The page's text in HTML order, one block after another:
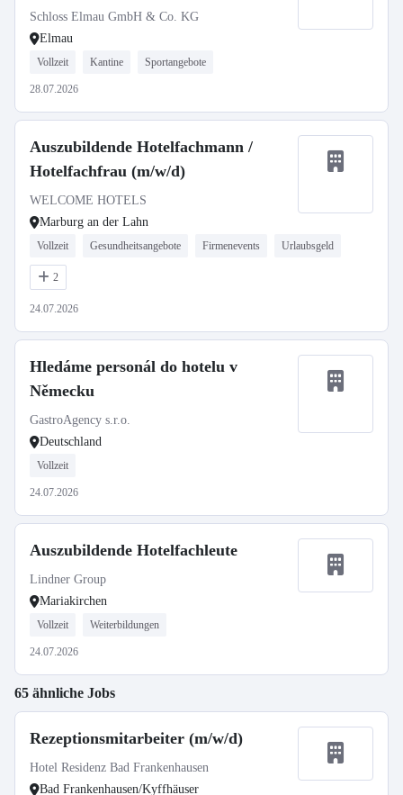
Schloss Elmau GmbH & Co. KG
Elmau
Vollzeit Kantine Sportangebote
28.07.2026
Auszubildende Hotelfachmann /
Hotelfachfrau (m/w/d)
WELCOME HOTELS
Marburg an der Lahn
Vollzeit Gesundheitsangebote Firmenevents Urlaubsgeld
2
24.07.2026
Hledáme personál do hotelu v
Německu
GastroAgency s.r.o.
Deutschland
Vollzeit
24.07.2026
Auszubildende Hotelfachleute
Lindner Group
Mariakirchen
Vollzeit Weiterbildungen
24.07.2026
65 ähnliche Jobs
Rezeptionsmitarbeiter (m/w/d)
Hotel Residenz Bad Frankenhausen
Bad Frankenhausen/Kyffhäuser